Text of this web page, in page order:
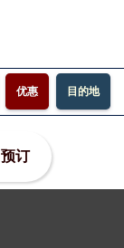
优惠 目的地
预订